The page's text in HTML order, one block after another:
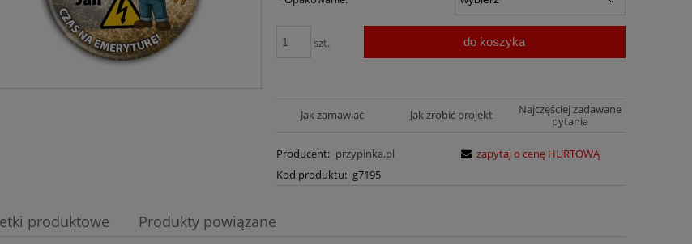
szt. do koszyka
Jak zamawiać Jak zrobić projekt
Najczęściej zadawane
pytania
Producent: przypinka.pl
Kod produktu: g7195
zapytaj o cenę HURTOWĄ
produktowe Produkty powiązane